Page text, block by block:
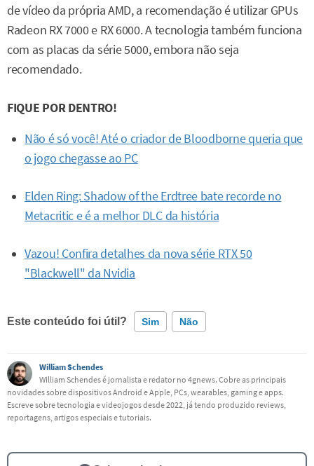
de vídeo da própria AMD, a recomendação é utilizar GPUs
Radeon RX 7000 e RX 6000. A tecnologia também funciona
com as placas da série 5000, embora não seja
recomendado.
FIQUE POR DENTRO!
Não é só você! Até o criador de Bloodborne queria que
o jogo chegasse ao PC
Elden Ring: Shadow of the Erdtree bate recorde no
Metacritic e é a melhor DLC da história
Vazou! Confira detalhes da nova série RTX 50
"Blackwell" da Nvidia
Este conteúdo foi útil? Sim Não
Este conteúdo contém informação incorreta
Este conteúdo não tem a informação que procuro
Outro
William Schendes
William Schendes é jornalista e redator no 4gnews. Cobre as principais
novidades sobre dispositivos Android e Apple, PCs, wearables, gaming e apps.
Escreve sobre tecnologia e videojogos desde 2022, já tendo produzido reviews,
reportagens, artigos especiais e tutoriais.